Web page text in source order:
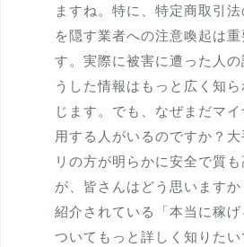
ますね。特に、特定商取引
を隠す業者への注意喚起は
す。実際に被害に遭った人
うした情報はもっと広く知
じます。でも、なぜまだマ
用する人がいるのですか？
リの方が明らかに安全で質
が、皆さんはどう思います
紹介されている「本当に稼
ついてもっと詳しく知りた